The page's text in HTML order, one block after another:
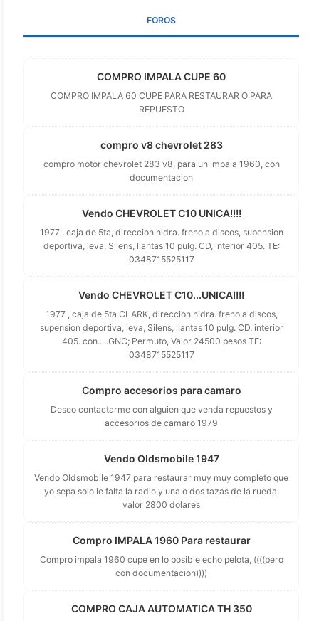
FOROS
COMPRO IMPALA CUPE 60
COMPRO IMPALA 60 CUPE PARA RESTAURAR O PARA
REPUESTO
compro v8 chevrolet 283
compro motor chevrolet 283 v8, para un impala 1960, con
documentacion
Vendo CHEVROLET C10 UNICA!!!!
1977 , caja de 5ta, direccion hidra. freno a discos, supension
deportiva, leva, Silens, llantas 10 pulg. CD, interior 405. TE:
0348715525117
Vendo CHEVROLET C10...UNICA!!!!
1977 , caja de 5ta CLARK, direccion hidra. freno a discos,
supension deportiva, leva, Silens, llantas 10 pulg. CD, interior
405. con.....GNC; Permuto, Valor 24500 pesos TE:
0348715525117
Compro accesorios para camaro
Deseo contactarme con alguien que venda repuestos y
accesorios de camaro 1979
Vendo Oldsmobile 1947
Vendo Oldsmobile 1947 para restaurar muy muy completo que
yo sepa solo le falta la radio y una o dos tazas de la rueda,
valor 2800 dolares
Compro IMPALA 1960 Para restaurar
Compro impala 1960 cupe en lo posible echo pelota, ((((pero
con documentacion))))
COMPRO CAJA AUTOMATICA TH 350